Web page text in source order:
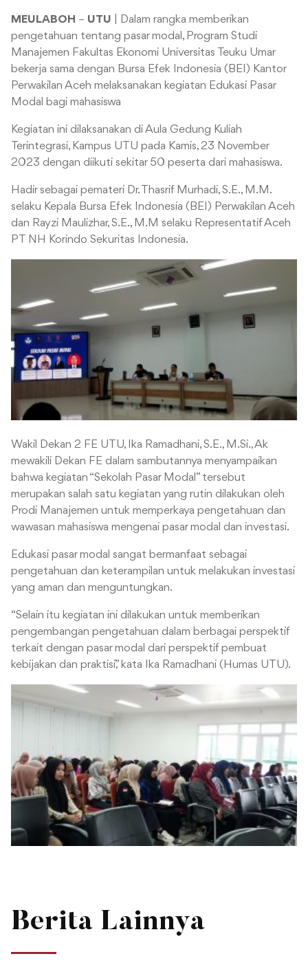
MEULABOH – UTU | Dalam rangka memberikan
pengetahuan tentang pasar modal, Program Studi
Manajemen Fakultas Ekonomi Universitas Teuku Umar
bekerja sama dengan Bursa Efek Indonesia (BEI) Kantor
Perwakilan Aceh melaksanakan kegiatan Edukasi Pasar
Modal bagi mahasiswa
Kegiatan ini dilaksanakan di Aula Gedung Kuliah
Terintegrasi, Kampus UTU pada Kamis, 23 November
2023 dengan diikuti sekitar 50 peserta dari mahasiswa.
Hadir sebagai pemateri Dr. Thasrif Murhadi, S.E., M.M.
selaku Kepala Bursa Efek Indonesia (BEI) Perwakilan Aceh
dan Rayzi Maulizhar, S.E., M.M selaku Representatif Aceh
PT NH Korindo Sekuritas Indonesia.
Wakil Dekan 2 FE UTU, Ika Ramadhani, S.E., M.Si., Ak
mewakili Dekan FE dalam sambutannya menyampaikan
bahwa kegiatan “Sekolah Pasar Modal” tersebut
merupakan salah satu kegiatan yang rutin dilakukan oleh
Prodi Manajemen untuk memperkaya pengetahuan dan
wawasan mahasiswa mengenai pasar modal dan investasi.
Edukasi pasar modal sangat bermanfaat sebagai
pengetahuan dan keterampilan untuk melakukan investasi
yang aman dan menguntungkan.
“Selain itu kegiatan ini dilakukan untuk memberikan
pengembangan pengetahuan dalam berbagai perspektif
terkait dengan pasar modal dari perspektif pembuat
kebijakan dan praktisi,” kata Ika Ramadhani (Humas UTU).
Berita Lainnya